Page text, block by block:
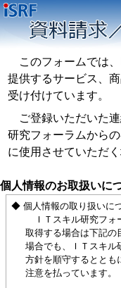
このフォームでは
提供するサービス、
受け付けています。
ご登録いただいた
研究フォーラムから
に使用させていただ
個人情報のお取扱いに
◆ 個人情報の取り扱いに
ＩＴスキル研究フォ
取得する場合は下記の
場合でも、ＩＴスキル
方針を順守するととも
注意を払っています。